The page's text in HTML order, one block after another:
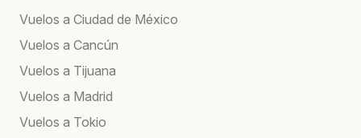
Vuelos a Ciudad de México
Vuelos a Cancún
Vuelos a Tijuana
Vuelos a Madrid
Vuelos a Tokio